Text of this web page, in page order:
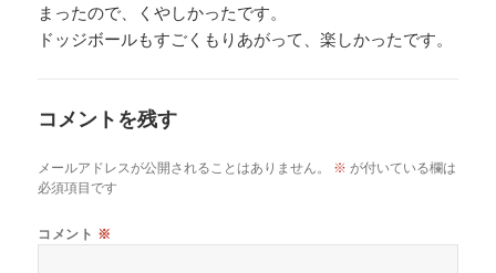
まったので、くやしかったです。
ドッジボールもすごくもりあがって、楽しかったです。
コメントを残す
メールアドレスが公開されることはありません。 ※ が付いている欄は
必須項目です
コメント ※